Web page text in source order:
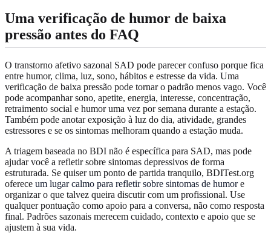
Uma verificação de humor de baixa
pressão antes do FAQ
O transtorno afetivo sazonal SAD pode parecer confuso porque fica
entre humor, clima, luz, sono, hábitos e estresse da vida. Uma
verificação de baixa pressão pode tornar o padrão menos vago. Você
pode acompanhar sono, apetite, energia, interesse, concentração,
retraimento social e humor uma vez por semana durante a estação.
Também pode anotar exposição à luz do dia, atividade, grandes
estressores e se os sintomas melhoram quando a estação muda.
A triagem baseada no BDI não é específica para SAD, mas pode
ajudar você a refletir sobre sintomas depressivos de forma
estruturada. Se quiser um ponto de partida tranquilo, BDITest.org
oferece um lugar calmo para refletir sobre sintomas de humore
organizar o que talvez queira discutir com um profissional. Use
qualquer pontuação como apoio para a conversa, não como resposta
final. Padrões sazonais merecem cuidado, contexto e apoio que se
ajustem à sua vida.